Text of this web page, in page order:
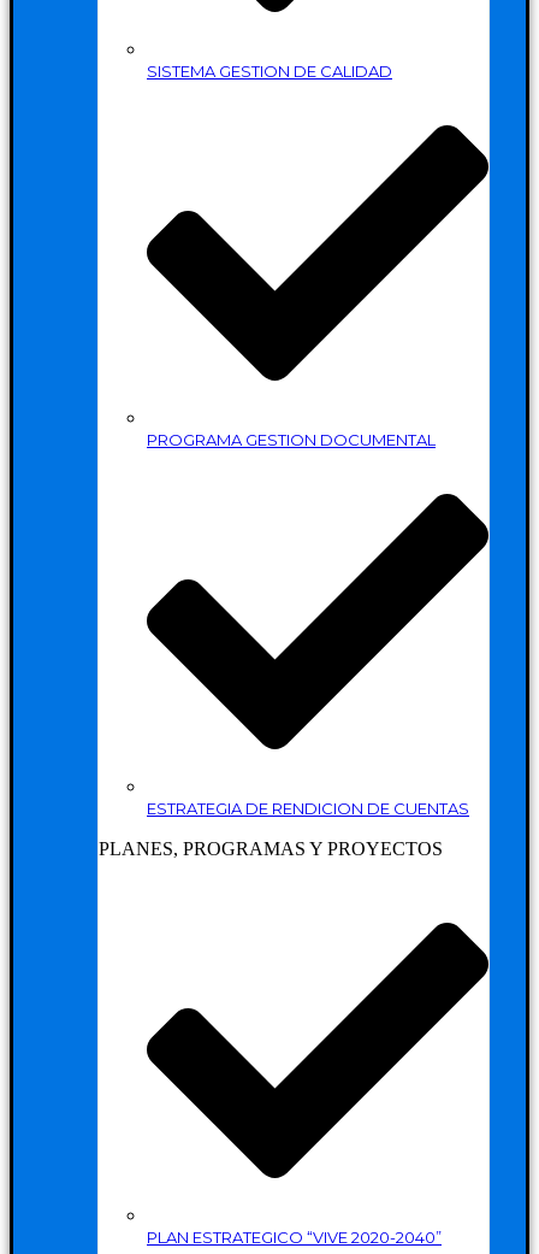
SISTEMA GESTION DE CALIDAD
PROGRAMA GESTION DOCUMENTAL
ESTRATEGIA DE RENDICION DE CUENTAS
PLANES, PROGRAMAS Y PROYECTOS
PLAN ESTRATEGICO “VIVE 2020-2040”